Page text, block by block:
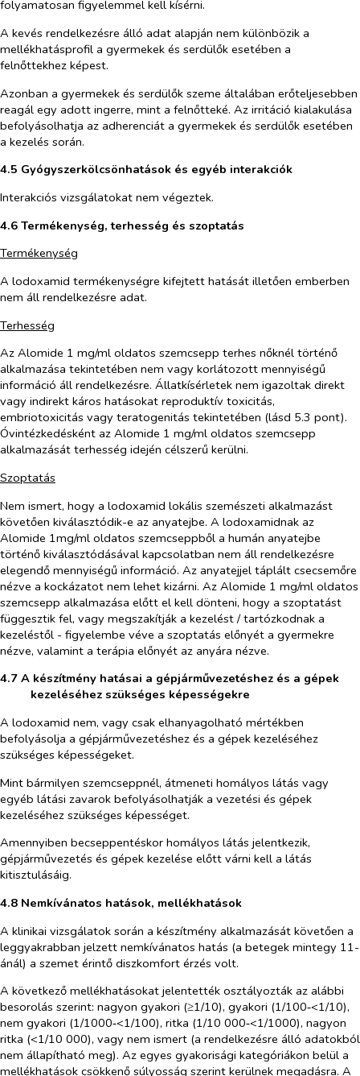
folyamatosan figyelemmel kell kísérni.
A kevés rendelkezésre álló adat alapján nem különbözik a
mellékhatásprofil a gyermekek és serdülők esetében a
felnőttekhez képest.
Azonban a gyermekek és serdülők szeme általában erőteljesebben
reagál egy adott ingerre, mint a felnőtteké. Az irritáció kialakulása
befolyásolhatja az adherenciát a gyermekek és serdülők esetében
a kezelés során.
4.5 Gyógyszerkölcsönhatások és egyéb interakciók
Interakciós vizsgálatokat nem végeztek.
4.6 Termékenység, terhesség és szoptatás
Termékenység
A lodoxamid termékenységre kifejtett hatását illetően emberben
nem áll rendelkezésre adat.
Terhesség
Az Alomide 1 mg/ml oldatos szemcsepp terhes nőknél történő
alkalmazása tekintetében nem vagy korlátozott mennyiségű
információ áll rendelkezésre. Állatkísérletek nem igazoltak direkt
vagy indirekt káros hatásokat reproduktív toxicitás,
embriotoxicitás vagy teratogenitás tekintetében (lásd 5.3 pont).
Óvintézkedésként az Alomide 1 mg/ml oldatos szemcsepp
alkalmazását terhesség idején célszerű kerülni.
Szoptatás
Nem ismert, hogy a lodoxamid lokális szemészeti alkalmazást
követően kiválasztódik-e az anyatejbe. A lodoxamidnak az
Alomide 1mg/ml oldatos szemcseppből a humán anyatejbe
történő kiválasztódásával kapcsolatban nem áll rendelkezésre
elegendő mennyiségű információ. Az anyatejjel táplált csecsemőre
nézve a kockázatot nem lehet kizárni. Az Alomide 1 mg/ml oldatos
szemcsepp alkalmazása előtt el kell dönteni, hogy a szoptatást
függesztik fel, vagy megszakítják a kezelést / tartózkodnak a
kezeléstől - figyelembe véve a szoptatás előnyét a gyermekre
nézve, valamint a terápia előnyét az anyára nézve.
4.7 A készítmény hatásai a gépjárművezetéshez és a gépek
kezeléséhez szükséges képességekre
A lodoxamid nem, vagy csak elhanyagolható mértékben
befolyásolja a gépjárművezetéshez és a gépek kezeléséhez
szükséges képességeket.
Mint bármilyen szemcseppnél, átmeneti homályos látás vagy
egyéb látási zavarok befolyásolhatják a vezetési és gépek
kezeléséhez szükséges képességet.
Amennyiben becseppentéskor homályos látás jelentkezik,
gépjárművezetés és gépek kezelése előtt várni kell a látás
kitisztulásáig.
4.8 Nemkívánatos hatások, mellékhatások
A klinikai vizsgálatok során a készítmény alkalmazását követően a
leggyakrabban jelzett nemkívánatos hatás (a betegek mintegy 11-
ánál) a szemet érintő diszkomfort érzés volt.
A következő mellékhatásokat jelentették osztályozták az alábbi
besorolás szerint: nagyon gyakori (≥1/10), gyakori (1/100‑<1/10),
nem gyakori (1/1000‑<1/100), ritka (1/10 000‑<1/1000), nagyon
ritka (<1/10 000), vagy nem ismert (a rendelkezésre álló adatokból
nem állapítható meg). Az egyes gyakorisági kategóriákon belül a
mellékhatások csökkenő súlyosság szerint kerülnek megadásra. A